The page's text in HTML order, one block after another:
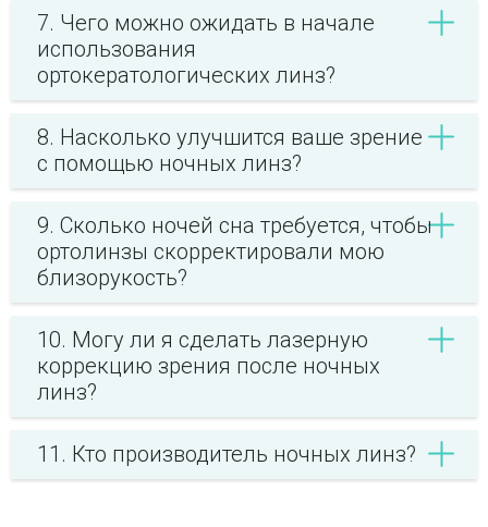
7. Чего можно ожидать в начале
использования
ортокератологических линз?
8. Насколько улучшится ваше зрение
с помощью ночных линз?
9. Сколько ночей сна требуется, чтобы
ортолинзы скорректировали мою
близорукость?
10. Могу ли я сделать лазерную
коррекцию зрения после ночных
линз?
11. Кто производитель ночных линз?